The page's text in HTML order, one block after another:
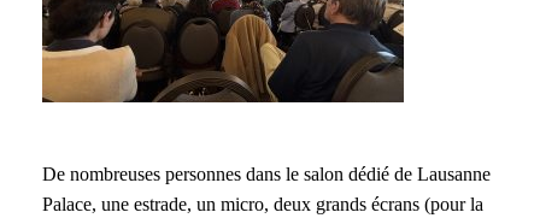
De nombreuses personnes dans le salon dédié de Lausanne
Palace, une estrade, un micro, deux grands écrans (pour la